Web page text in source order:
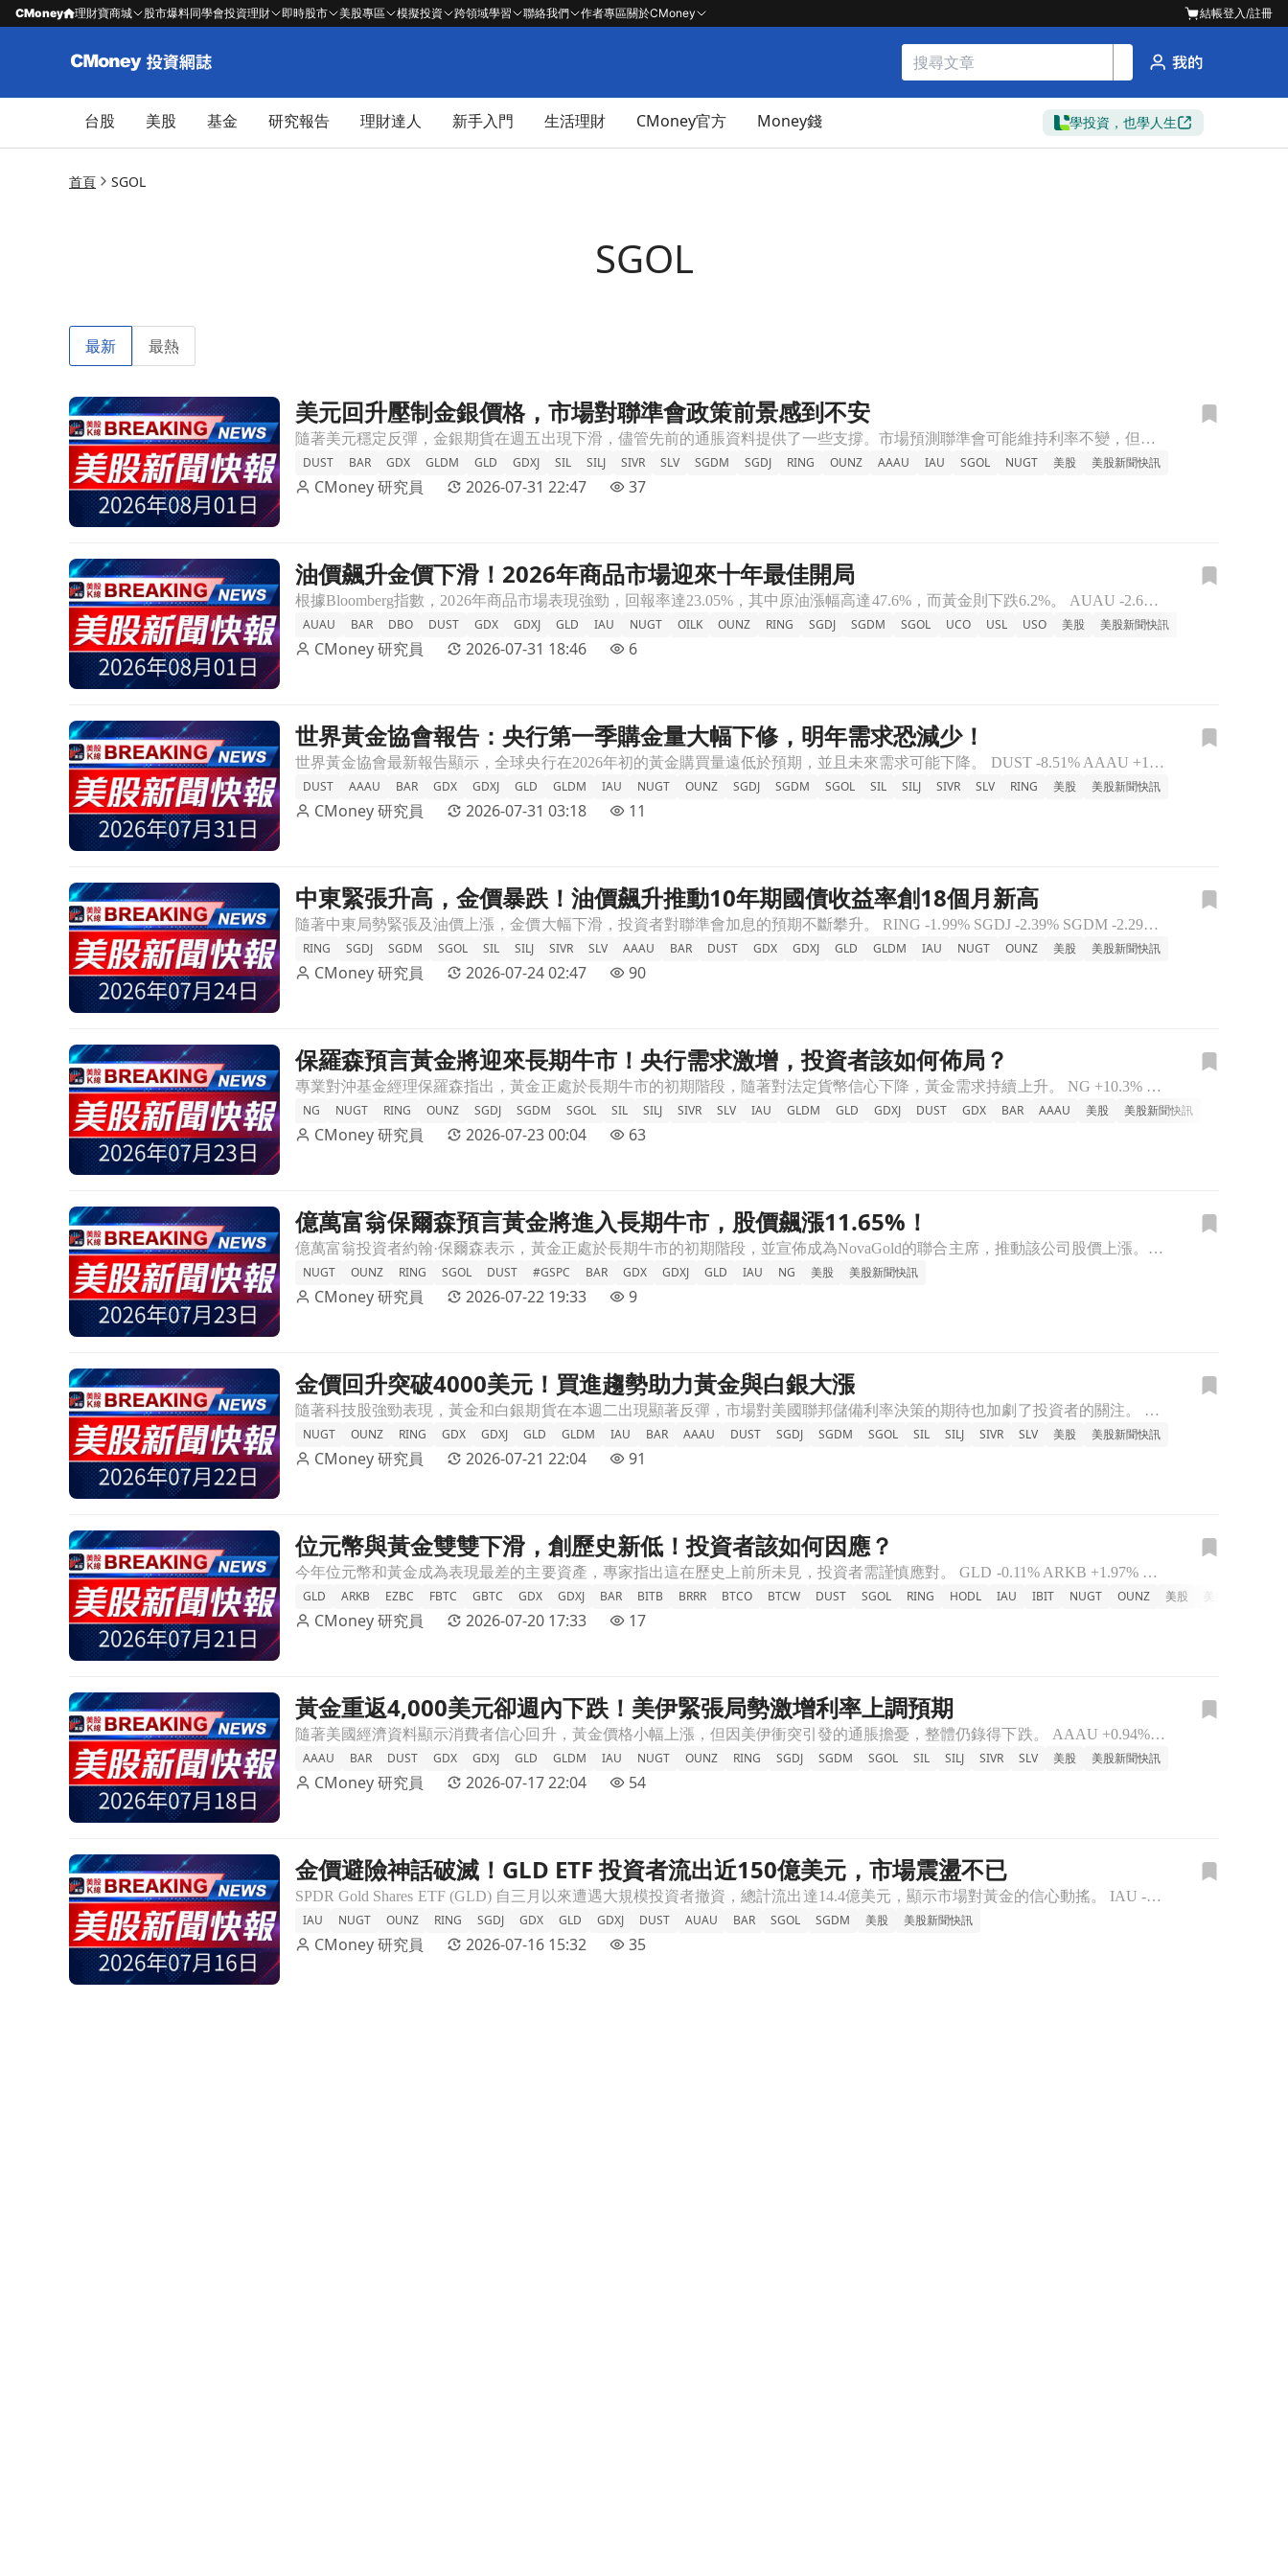
CMoney 理財寶商城 股市爆料同學會投資理財 即時股市 美股專區 模擬投資 跨領域學習 聯絡我們 作者專區關於CMoney 結帳登入/註冊
台股 美股 基金 研究報告 理財達人 新手入門 生活理財 CMoney官方 Money錢 學投資，也學人生
首頁 SGOL
SGOL
最新 最熱
前往美元回升壓制金銀價格，市場對聯準會政策前景感到不安文章頁美元回升壓制金銀價格，市場對聯準會政策前景感到不安
隨著美元穩定反彈，金銀期貨在週五出現下滑，儘管先前的通脹資料提供了一些支撐。市場預測聯準會可能維持利率不變，但九月加息風險依然存在。 DUST +6.62% BAR -1.51% GDX -3.49%
DUST
BAR GDX GLDM GLD GDXJ SIL SILJ SIVR SLV SGDM SGDJ RING OUNZ AAAU IAU SGOL NUGT 美股 美股新聞快訊
CMoney 研究員 2026-07-31 22:47 37
前往油價飆升金價下滑！2026年商品市場迎來十年最佳開局文章頁油價飆升金價下滑！2026年商品市場迎來十年最佳開局
根據Bloomberg指數，2026年商品市場表現強勁，回報率達23.05%，其中原油漲幅高達47.6%，而黃金則下跌6.2%。 AUAU -2.69% BAR -1.46% DBO +1.04% D
AUAU
BAR DBO DUST GDX GDXJ GLD IAU NUGT OILK OUNZ RING SGDJ SGDM SGOL UCO USL USO 美股 美股新聞快訊
CMoney 研究員 2026-07-31 18:46 6
前往世界黃金協會報告：央行第一季購金量大幅下修，明年需求恐減少！文章頁
世界黃金協會報告：央行第一季購金量大幅下修，明年需求恐減少！
世界黃金協會最新報告顯示，全球央行在2026年初的黃金購買量遠低於預期，並且未來需求可能下降。 DUST -8.51% AAAU +1.66% BAR +1.56% GDX +4.36% GDXJ +
DUST
AAAU BAR GDX GDXJ GLD GLDM IAU NUGT OUNZ SGDJ SGDM SGOL SIL SILJ SIVR SLV RING 美股 美股新聞快訊
CMoney 研究員 2026-07-31 03:18 11
前往中東緊張升高，金價暴跌！油價飆升推動10年期國債收益率創18個月新高文章頁
中東緊張升高，金價暴跌！油價飆升推動10年期國債收益率創18個月新高
隨著中東局勢緊張及油價上漲，金價大幅下滑，投資者對聯準會加息的預期不斷攀升。 RING -1.99% SGDJ -2.39% SGDM -2.29% SGOL -1.98% SIL -2.74% SI
RING
SGDJ SGDM SGOL SIL SILJ SIVR SLV AAAU BAR DUST GDX GDXJ GLD GLDM IAU NUGT OUNZ 美股 美股新聞快訊
CMoney 研究員 2026-07-24 02:47 90
前往保羅森預言黃金將迎來長期牛市！央行需求激增，投資者該如何佈局？文章頁
保羅森預言黃金將迎來長期牛市！央行需求激增，投資者該如何佈局？
專業對沖基金經理保羅森指出，黃金正處於長期牛市的初期階段，隨著對法定貨幣信心下降，黃金需求持續上升。 NG +10.3% NUGT +7.05% RING +3.46% OUNZ +1.15% SGD
NG
NUGT RING OUNZ SGDJ SGDM SGOL SIL SILJ SIVR SLV IAU GLDM GLD GDXJ DUST GDX BAR AAAU 美股 美股新聞快訊
CMoney 研究員 2026-07-23 00:04 63
前往億萬富翁保爾森預言黃金將進入長期牛市，股價飆漲11.65%！文章頁
億萬富翁保爾森預言黃金將進入長期牛市，股價飆漲11.65%！
億萬富翁投資者約翰·保爾森表示，黃金正處於長期牛市的初期階段，並宣佈成為NovaGold的聯合主席，推動該公司股價上漲。 NG +10.48% NUGT +6.22% OUNZ +1.17% RING
NUGT
OUNZ RING SGOL DUST #GSPC BAR GDX GDXJ GLD IAU NG 美股 美股新聞快訊
CMoney 研究員 2026-07-22 19:33 9
前往金價回升突破4000美元！買進趨勢助力黃金與白銀大漲文章頁金價回升突破4000美元！買進趨勢助力黃金與白銀大漲
隨著科技股強勁表現，黃金和白銀期貨在本週二出現顯著反彈，市場對美國聯邦儲備利率決策的期待也加劇了投資者的關注。 NUGT +9.53% OUNZ +1.97% RING +5% GDX +4.88%
NUGT
OUNZ RING GDX GDXJ GLD GLDM IAU BAR AAAU DUST SGDJ SGDM SGOL SIL SILJ SIVR SLV 美股 美股新聞快訊
CMoney 研究員 2026-07-21 22:04 91
前往位元幣與黃金雙雙下滑，創歷史新低！投資者該如何因應？文章頁
位元幣與黃金雙雙下滑，創歷史新低！投資者該如何因應？
今年位元幣和黃金成為表現最差的主要資產，專家指出這在歷史上前所未見，投資者需謹慎應對。 GLD -0.11% ARKB +1.97% EZBC +1.96% FBTC +1.99% GBTC +2.0
GLD
ARKB EZBC FBTC GBTC GDX GDXJ BAR BITB BRRR BTCO BTCW DUST SGOL RING HODL IAU IBIT NUGT OUNZ 美股 美股新聞快訊
CMoney 研究員 2026-07-20 17:33 17
前往黃金重返4,000美元卻週內下跌！美伊緊張局勢激增利率上調預期文章頁
黃金重返4,000美元卻週內下跌！美伊緊張局勢激增利率上調預期
隨著美國經濟資料顯示消費者信心回升，黃金價格小幅上漲，但因美伊衝突引發的通脹擔憂，整體仍錄得下跌。 AAAU +0.94% BAR +0.94% DUST +0.39% GDX -0.11% GDXJ
AAAU
BAR DUST GDX GDXJ GLD GLDM IAU NUGT OUNZ RING SGDJ SGDM SGOL SIL SILJ SIVR SLV 美股 美股新聞快訊
CMoney 研究員 2026-07-17 22:04 54
前往金價避險神話破滅！GLD ETF 投資者流出近150億美元，市場震盪不已文章頁
金價避險神話破滅！GLD ETF 投資者流出近150億美元，市場震盪不已
SPDR Gold Shares ETF (GLD) 自三月以來遭遇大規模投資者撤資，總計流出達14.4億美元，顯示市場對黃金的信心動搖。 IAU -1.18% NUGT -6.06% OUNZ -1
IAU
NUGT OUNZ RING SGDJ GDX GLD GDXJ DUST AUAU BAR SGOL SGDM 美股 美股新聞快訊
CMoney 研究員 2026-07-16 15:32 35